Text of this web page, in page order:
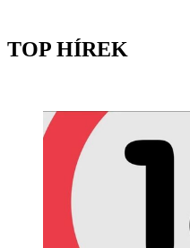
TOP HÍREK